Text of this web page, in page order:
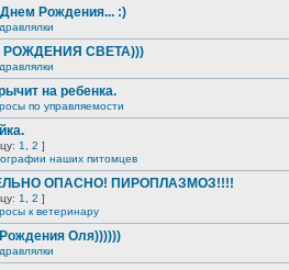
Рождения... :)
РОЖДЕНИЯ СВЕТА)))
на ребенка.
по управляемости
1 2 ]
наших питомцев
ОПАСНО! ПИРОПЛАЗМОЗ!!!!
1 2 ]
к ветеринару
Оля))))))